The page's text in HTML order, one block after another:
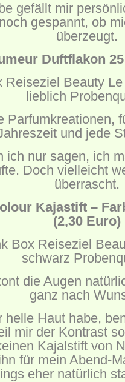
gefällt mir
gespannt, ob
überzeugt.
Duftflakon
Parfumkreationen,
und jede
ich nur sagen, ich
Doch vielleicht
überrascht.
Kajastift –
(2,30 Euro)
die Augen
ganz nach
helle Haut habe,
mir der Kontrast
Kajalstift von
für mein Abend-
eher natürlich